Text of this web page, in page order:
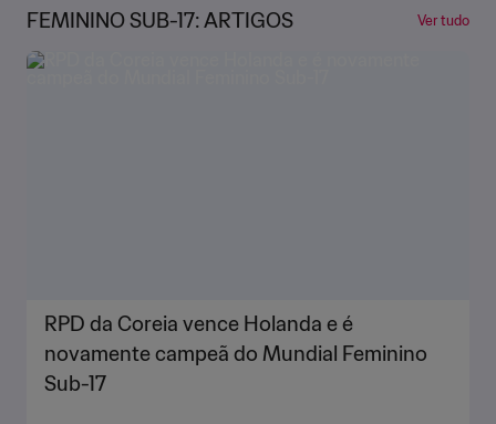
FEMININO SUB-17: ARTIGOS Ver tudo
RPD da Coreia vence Holanda e é
novamente campeã do Mundial Feminino
Sub-17